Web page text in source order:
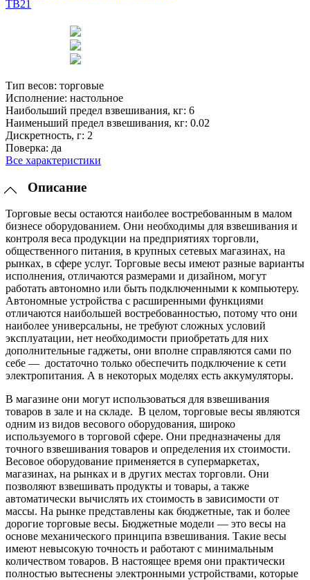
Тип весов: торговые
Исполнение: настольное
Наибольший предел взвешивания, кг: 6
Наименьший предел взвешивания, кг: 0.02
Дискретность, г: 2
Поверка: да
Все характеристики
Описание
Торговые весы остаются наиболее востребованным в малом
бизнесе оборудованием. Они необходимы для взвешивания и
контроля веса продукции на предприятиях торговли,
общественного питания, в крупных сетевых магазинах, на
рынках, в сфере услуг. Торговые весы имеют разные варианты
исполнения, отличаются размерами и дизайном, могут
работать автономно или быть подключенными к компьютеру.
Автономные устройства с расширенными функциями
отличаются наибольшей востребованностью, потому что они
наиболее универсальны, не требуют сложных условий
эксплуатации, нет необходимости приобретать для них
дополнительные гаджеты, они вполне справляются сами по
себе — достаточно только обеспечить подключение к сети
электропитания. А в некоторых моделях есть аккумуляторы.
В магазине они могут использоваться для взвешивания
товаров в зале и на складе. В целом, торговые весы являются
одним из видов весового оборудования, широко
используемого в торговой сфере. Они предназначены для
точного взвешивания товаров и определения их стоимости.
Весовое оборудование применяется в супермаркетах,
магазинах, на рынках и в других местах торговли. Они
позволяют взвешивать продукты и товары, а также
автоматически вычислять их стоимость в зависимости от
массы. На рынке представлены как бюджетные, так и более
дорогие торговые весы. Бюджетные модели — это весы на
основе механического принципа взвешивания. Такие весы
имеют невысокую точность и работают с минимальным
количеством товаров. В настоящее время они практически
полностью вытеснены электронными устройствами, которые